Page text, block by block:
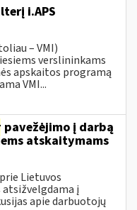
i.APS
– VMI)
verslininkams
apskaitos programą
VMI...
pavežėjimo į darbą
atskaitymams
Lietuvos
į
apie darbuotojų